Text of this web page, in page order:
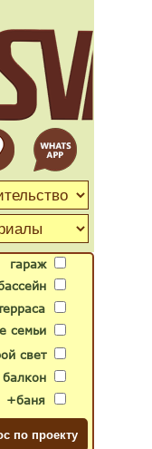
гараж
свет
семьи
балкон
+баня